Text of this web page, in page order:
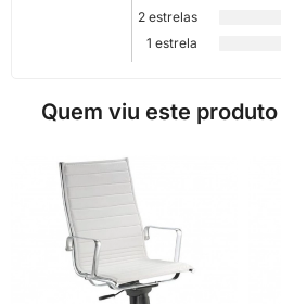
2 estrelas
1 estrela
Quem viu este